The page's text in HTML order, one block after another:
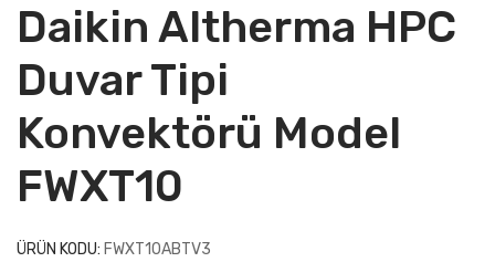
Daikin Altherma HPC
Duvar Tipi
Konvektörü Model
FWXT10
ÜRÜN KODU: FWXT10ABTV3